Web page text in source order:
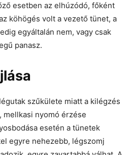
esetben az elhúzódó, főként
köhögés volt a vezető tünet, a
egyáltalán nem, vagy csak
panasz.
szűkülete miatt a kilégzés
mellkasi nyomó érzése
esetén a tünetek
egyre nehezebb, légszomj